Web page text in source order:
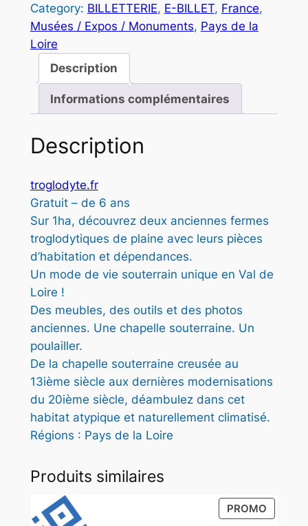
0
à
7
€
Category: BILLETTERIE, E-BILLET, France
Musées / Expos / Monuments, Pays de la
Loire
Description
Informations complémentaires
Description
troglodyte.fr
Gratuit – de 6 ans
Sur 1ha, découvrez deux anciennes fermes
troglodytiques de plaine avec leurs pièces
d’habitation et dépendances.
Un mode de vie souterrain unique en Val de
Loire !
Des meubles, des outils et des photos
anciennes. Une chapelle souterraine. Un
poulailler.
De la chapelle souterraine creusée au
13ième siècle aux dernières modernisations
du 20ième siècle, déambulez dans cet
habitat atypique et naturellement climatisé.
Régions : Pays de la Loire
Produits similaires
PROMO
EN